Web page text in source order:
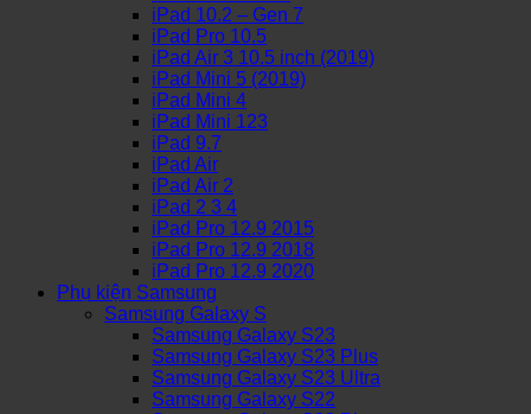
iPad 10.2 – Gen 7
iPad Pro 10.5
iPad Air 3 10.5 inch (2019)
iPad Mini 5 (2019)
iPad Mini 4
iPad Mini 123
iPad 9.7
iPad Air
iPad Air 2
iPad 2 3 4
iPad Pro 12.9 2015
iPad Pro 12.9 2018
iPad Pro 12.9 2020
Phụ kiện Samsung
Samsung Galaxy S
Samsung Galaxy S23
Samsung Galaxy S23 Plus
Samsung Galaxy S23 Ultra
Samsung Galaxy S22